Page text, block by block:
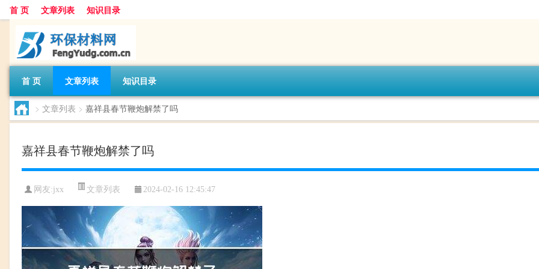
首 页 文章列表 知识目录
首 页 文章列表 知识目录
> 文章列表 > 嘉祥县春节鞭炮解禁了吗
嘉祥县春节鞭炮解禁了吗
网友:jxx 文章列表 2024-02-16 12:45:47